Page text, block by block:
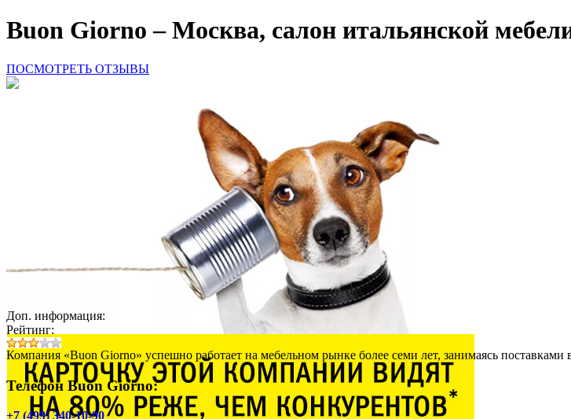
Buon Giorno – Москва, салон итальянской
ПОСМОТРЕТЬ ОТЗЫВЫ
Доп. информация:
Рейтинг:
Компания «Buon Giorno» успешно работает на мебельном рынке более семи лет, занимаясь поставками
Телефон Buon Giorno:
+7 (499) 340-10-90